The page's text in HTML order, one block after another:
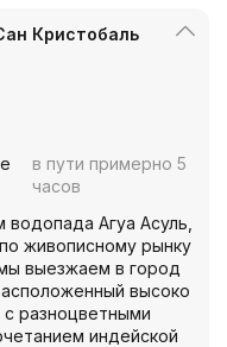
Кристобаль
в пути примерно 5
часов
Агуа Асуль,
живописному рынку
выезжаем в город
высоко
с разноцветными
индейской